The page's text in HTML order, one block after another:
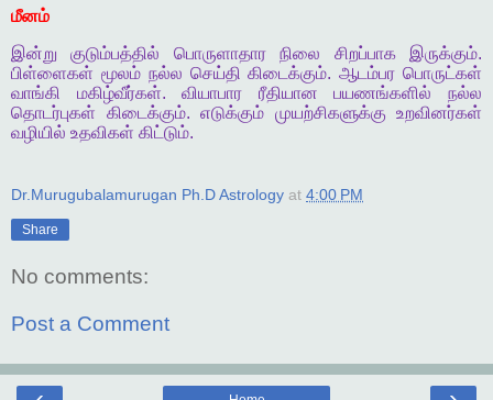
மீனம்
இன்று
குடும்பத்தில் பொருளாதார நிலை சிறப்பாக இருக்கும்.
பிள்ளைகள் மூலம் நல்ல செய்தி கிடைக்கும்.ஆடம்பர பொருட்கள்
வாங்கி
மகிழ்வீர்கள்.வியாபார ரீதியான பயணங்களில்
நல்ல
தொடர்புகள்
கிடைக்கும். எடுக்கும் முயற்சிகளுக்கு உறவினர்கள்
வழியில் உதவிகள் கிட்டும்.
Dr.Murugubalamurugan Ph.D Astrology at 4:00 PM
Share
No comments:
Post a Comment